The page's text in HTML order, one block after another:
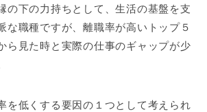
の下の力持ちとして、生活の基盤を支
な職種ですが、離職率が高いトップ５
ら見た時と実際の仕事のギャップが少
を低くする要因の１つとして考えられ